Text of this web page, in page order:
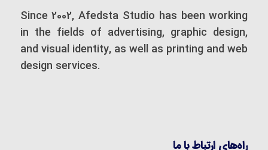
Since 2002, Afedsta Studio has been working
in the fields of advertising, graphic design,
and visual identity, as well as printing and web
design services.
راه‌های ارتباط با ما